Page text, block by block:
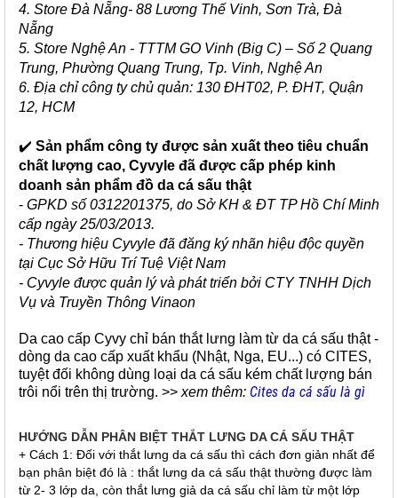
4. Store Đà Nẵng- 88 Lương Thế Vinh, Sơn Trà, Đà
Nẵng
5. Store Nghệ An - TTTM GO Vinh (Big C) – Số 2 Quang
Trung, Phường Quang Trung, Tp. Vinh, Nghệ An
6. Địa chỉ công ty chủ quản: 130 ĐHT02, P. ĐHT, Quận
12, HCM
✔️ Sản phẩm công ty được sản xuất theo tiêu chuẩn
chất lượng cao, Cyvyle đã được cấp phép kinh
doanh sản phẩm đồ da cá sấu thật
- GPKD số 0312201375, do Sở KH & ĐT TP Hồ Chí Minh
cấp ngày 25/03/2013.
- Thương hiệu Cyvyle đã đăng ký nhãn hiệu độc quyền
tại Cục Sở Hữu Trí Tuệ Việt Nam
- Cyvyle được quản lý và phát triển bởi CTY TNHH Dịch
Vụ và Truyền Thông Vinaon
Da cao cấp Cyvy chỉ bán thắt lưng làm từ da cá sấu thật -
dòng da cao cấp xuất khẩu (Nhật, Nga, EU...) có CITES,
tuyệt đối không dùng loại da cá sấu kém chất lượng bán
trôi nổi trên thị trường. >> xem thêm: Cites da cá sấu là gì
HƯỚNG DẪN PHÂN BIỆT THẮT LƯNG DA CÁ SẤU THẬT
+ Cách 1: Đối với thắt lưng da cá sấu thì cách đơn giản nhất để
bạn phân biệt đó là : thắt lưng da cá sấu thật thường được làm
từ 2- 3 lớp da, còn thắt lưng giả da cá sấu chỉ làm từ một lớp